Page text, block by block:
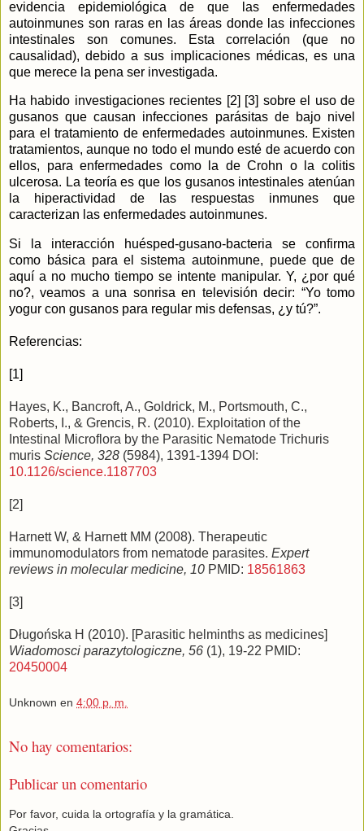
evidencia epidemiológica de que las enfermedades
autoinmunes son raras en las áreas donde las infecciones
intestinales son comunes. Esta correlación (que no
causalidad), debido a sus implicaciones médicas, es una
que merece la pena ser investigada.
Ha habido investigaciones recientes [2] [3] sobre el uso de
gusanos que causan infecciones parásitas de bajo nivel
para el tratamiento de enfermedades autoinmunes. Existen
tratamientos, aunque no todo el mundo esté de acuerdo con
ellos, para enfermedades como la de Crohn o la colitis
ulcerosa. La teoría es que los gusanos intestinales atenúan
la hiperactividad de las respuestas inmunes que
caracterizan las enfermedades autoinmunes.
Si la interacción huésped-gusano-bacteria se confirma
como básica para el sistema autoinmune, puede que de
aquí a no mucho tiempo se intente manipular. Y, ¿por qué
no?, veamos a una sonrisa en televisión decir: “Yo tomo
yogur con gusanos para regular mis defensas, ¿y tú?”.
Referencias:
[1]
Hayes, K., Bancroft, A., Goldrick, M., Portsmouth, C.,
Roberts, I., & Grencis, R. (2010). Exploitation of the
Intestinal Microflora by the Parasitic Nematode Trichuris
muris Science, 328 (5984), 1391-1394 DOI:
10.1126/science.1187703
[2]
Harnett W, & Harnett MM (2008). Therapeutic
immunomodulators from nematode parasites. Expert
reviews in molecular medicine, 10 PMID: 18561863
[3]
Długońska H (2010). [Parasitic helminths as medicines]
Wiadomosci parazytologiczne, 56 (1), 19-22 PMID:
20450004
Unknown en 4:00 p. m.
No hay comentarios:
Publicar un comentario
Por favor, cuida la ortografía y la gramática.